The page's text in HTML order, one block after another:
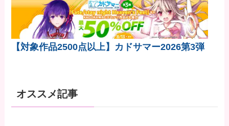
【対象作品2500点以上】カドサマー2026第3弾
オススメ記事